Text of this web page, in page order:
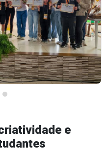
e